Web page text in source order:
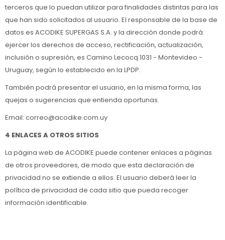
terceros que lo puedan utilizar para finalidades distintas para las
que han sido solicitados al usuario. El responsable de la base de
datos es ACODIKE SUPERGAS S.A. y la dirección donde podrá
ejercer los derechos de acceso, rectificación, actualización,
inclusión o supresión, es Camino Lecocq 1031 - Montevideo -
Uruguay, según lo establecido en la LPDP.
También podrá presentar el usuario, en la misma forma, las
quejas o sugerencias que entienda oportunas.
Email: correo@acodike.com.uy
4 ENLACES A OTROS SITIOS
La página web de ACODIKE puede contener enlaces a páginas
de otros proveedores, de modo que esta declaración de
privacidad no se extiende a ellos. El usuario deberá leer la
política de privacidad de cada sitio que pueda recoger
información identificable.